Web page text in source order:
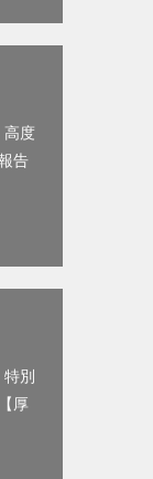
高度
告
別
厚